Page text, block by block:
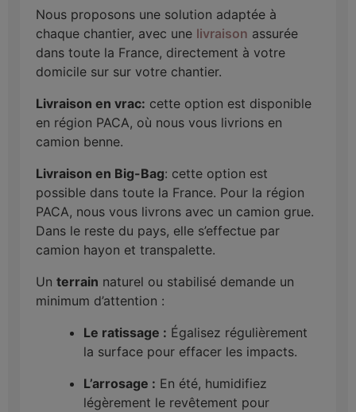
Nous proposons une solution adaptée à
chaque chantier, avec une livraison assurée
dans toute la France, directement à votre
domicile sur sur votre chantier.
Livraison en vrac: cette option est disponible
en région PACA, où nous vous livrions en
camion benne.
Livraison en Big-Bag: cette option est
possible dans toute la France. Pour la région
PACA, nous vous livrons avec un camion grue.
Dans le reste du pays, elle s’effectue par
camion hayon et transpalette.
Un terrain naturel ou stabilisé demande un
minimum d’attention :
Le ratissage : Égalisez régulièrement
la surface pour effacer les impacts.
L’arrosage : En été, humidifiez
légèrement le revêtement pour